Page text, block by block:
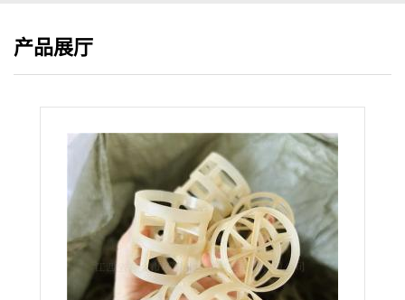
产品展厅